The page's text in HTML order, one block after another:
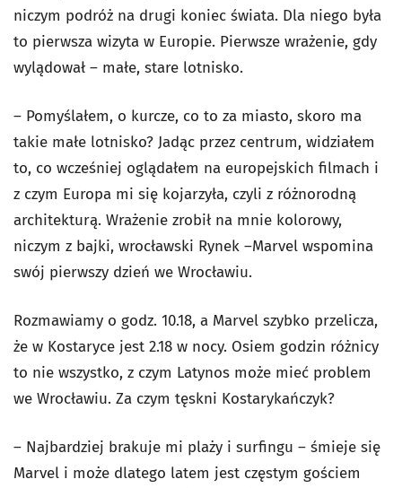
niczym podróż na drugi koniec świata. Dla niego była
to pierwsza wizyta w Europie. Pierwsze wrażenie, gdy
wylądował – małe, stare lotnisko.
– Pomyślałem, o kurcze, co to za miasto, skoro ma
takie małe lotnisko? Jadąc przez centrum, widziałem
to, co wcześniej oglądałem na europejskich filmach i
z czym Europa mi się kojarzyła, czyli z różnorodną
architekturą. Wrażenie zrobił na mnie kolorowy,
niczym z bajki, wrocławski Rynek –Marvel wspomina
swój pierwszy dzień we Wrocławiu.
Rozmawiamy o godz. 10.18, a Marvel szybko przelicza,
że w Kostaryce jest 2.18 w nocy. Osiem godzin różnicy
to nie wszystko, z czym Latynos może mieć problem
we Wrocławiu. Za czym tęskni Kostarykańczyk?
– Najbardziej brakuje mi plaży i surfingu – śmieje się
Marvel i może dlatego latem jest częstym gościem